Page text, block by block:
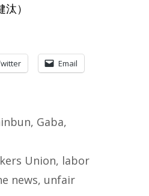
汰）
Email
, Gaba,
Union, labor
news, unfair